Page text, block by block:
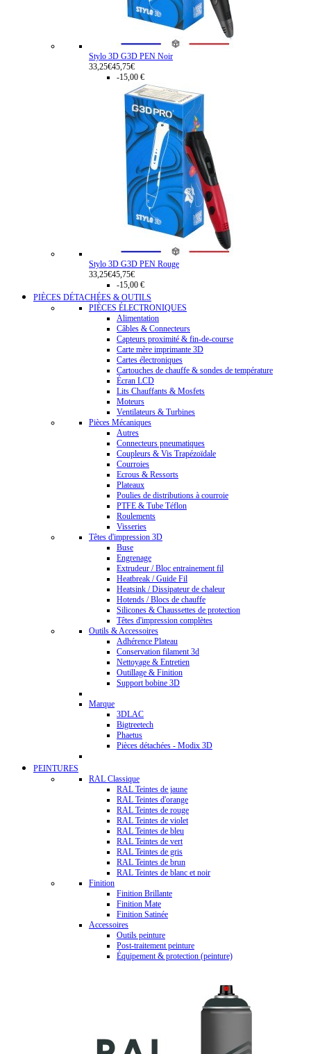
Stylo 3D G3D PEN Noir
33,25€45,75€
-15,00 €
Stylo 3D G3D PEN Rouge
33,25€45,75€
-15,00 €
PIÈCES DÉTACHÉES & OUTILS
PIÈCES ÉLECTRONIQUES
Alimentation
Câbles & Connecteurs
Capteurs proximité & fin-de-course
Carte mère imprimante 3D
Cartes électroniques
Cartouches de chauffe & sondes de température
Écran LCD
Lits Chauffants & Mosfets
Moteurs
Ventilateurs & Turbines
Pièces Mécaniques
Autres
Connecteurs pneumatiques
Coupleurs & Vis Trapézoïdale
Courroies
Ecrous & Ressorts
Plateaux
Poulies de distributions à courroie
PTFE & Tube Téflon
Roulements
Visseries
Têtes d'impression 3D
Buse
Engrenage
Extrudeur / Bloc entrainement fil
Heatbreak / Guide Fil
Heatsink / Dissipateur de chaleur
Hotends / Blocs de chauffe
Silicones & Chaussettes de protection
Têtes d'impression complètes
Outils & Accessoires
Adhérence Plateau
Conservation filament 3d
Nettoyage & Entretien
Outillage & Finition
Support bobine 3D
Marque
3DLAC
Bigtreetech
Phaetus
Pièces détachées - Modix 3D
PEINTURES
RAL Classique
RAL Teintes de jaune
RAL Teintes d'orange
RAL Teintes de rouge
RAL Teintes de violet
RAL Teintes de bleu
RAL Teintes de vert
RAL Teintes de gris
RAL Teintes de brun
RAL Teintes de blanc et noir
Finition
Finition Brillante
Finition Mate
Finition Satinée
Accessoires
Outils peinture
Post-traitement peinture
Équipement & protection (peinture)